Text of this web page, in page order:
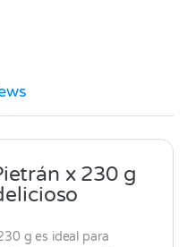
x 230 g
g es ideal para